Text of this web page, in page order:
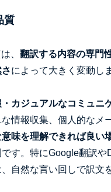
質
、 翻訳する内容の専門
によって大きく変動し
カジュアルなコミュニ
情報収集、個人的なメ
味を理解できれば良い
す。特にGoogle翻訳や
自然な言い回しで訳文